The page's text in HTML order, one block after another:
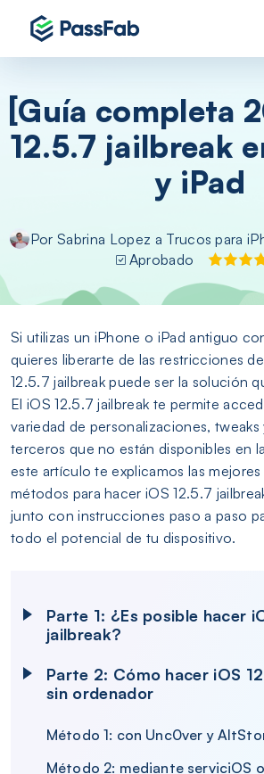
[Guía completa
12.5.7 jailbreak
y iPad
PorSabrina Lopez a Trucos para
Aprobado
Si utilizas un iPhone o iPad antiguo
quieres liberarte de las restricciones
12.5.7 jailbreak puede ser la solución
El iOS 12.5.7 jailbreak te permite
variedad de personalizaciones,
terceros que no están disponibles en
este artículo te explicamos las
métodos para hacer iOS 12.5.7
junto con instrucciones paso a paso
todo el potencial de tu dispositivo.
Parte 1: ¿Es posible hacer
jailbreak?
Parte 2: Cómo hacer iOS
sin ordenador
Método 1: con Unc0ver y
Método 2: mediante serviciOS